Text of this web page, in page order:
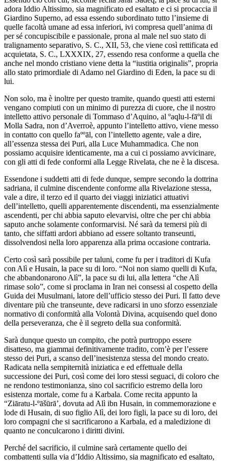
adora Iddio Altissimo, sia magnificato ed esaltato e ci si procaccia il
Giardino Superno, ad essa essendo subordinato tutto l’insieme di
quelle facoltà umane ad essa inferiori, ivi compresa quell’anima di
per sé concupiscibile e passionale, prona al male nel suo stato di
tralignamento separativo, S. C., XII, 53, che viene così rettificata ed
acquietata, S. C., LXXXIX, 27, essendo resa conforme a quella che
anche nel mondo cristiano viene detta la “iustitia originalis”, propria
allo stato primordiale di Adamo nel Giardino di Eden, la pace su di
lui.
Non solo, ma è inoltre per questo tramite, quando questi atti esterni
vengano compiuti con un minimo di purezza di cuore, che il nostro
intelletto attivo personale di Tommaso d’Aquino, al ºaqlu-l-fāºil di
Molla Sadra, non d’Averroè, appunto l’intelletto attivo, viene messo
in contatto con quello faººāl, con l’intelletto agente, vale a dire,
all’essenza stessa dei Puri, alla Luce Muhammadica. Che non
possiamo acquisire identicamente, ma a cui ci possiamo avvicinare,
con gli atti di fede conformi alla Legge Rivelata, che ne è la discesa.
Essendone i suddetti atti di fede dunque, sempre secondo la dottrina
sadriana, il culmine discendente conforme alla Rivelazione stessa,
vale a dire, il terzo ed il quarto dei viaggi iniziatici attuativi
dell’intelletto, quelli apparentemente discendenti, ma essenzialmente
ascendenti, per chi abbia saputo elevarvisi, oltre che per chi abbia
saputo anche solamente conformarvisi. Né sarà da temersi più di
tanto, che siffatti ardori abbiano ad essere soltanto transeunti,
dissolvendosi nella loro apparenza alla prima occasione contraria.
Certo così sarà possibile per taluni, come fu per i traditori di Kufa
con Alì e Husain, la pace su di loro. “Noi non siamo quelli di Kufa,
che abbandonarono Alì”, la pace su di lui, alla lettera “che Alì
rimase solo”, come si proclama in Iran nei consessi al cospetto della
Guida dei Musulmani, latore dell’ufficio stesso dei Puri. Il fatto deve
diventare più che transeunte, deve radicarsi in uno sforzo essenziale
normativo di conformità alla Volontà Divina, acquisendo quel dono
della perseveranza, che è il segreto della sua conformità.
Sarà dunque questo un compito, che potrà purtroppo essere
disatteso, ma giammai definitivamente tradito, com’è per l’essere
stesso dei Puri, a scanso dell’inesistenza stessa del mondo creato.
Radicata nella sempiternità iniziatica e ed effettuale della
successione dei Puri, così come dei loro stessi seguaci, di coloro che
ne rendono testimonianza, sino col sacrificio estremo della loro
esistenza mortale, come fu a Karbala. Come recita appunto la
“Ziāratu-l-ºāšūrā’, dovuta ad Alì ibn Husain, in commemorazione e
lode di Husain, di suo figlio Alì, dei loro figli, la pace su di loro, dei
loro compagni che si sacrificarono a Karbala, ed a maledizione di
quanto ne conculcarono i diritti divini.
Perché del sacrificio, il culmine sarà certamente quello dei
combattenti sulla via d’Iddio Altissimo, sia magnificato ed esaltato,